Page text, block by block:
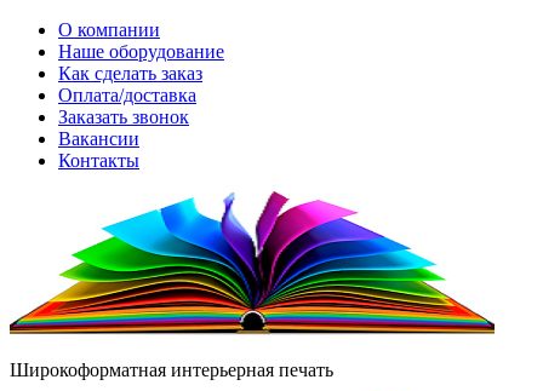
О компании
Наше оборудование
Как сделать заказ
Оплата/доставка
Заказать звонок
Вакансии
Контакты
Широкоформатная интерьерная печать